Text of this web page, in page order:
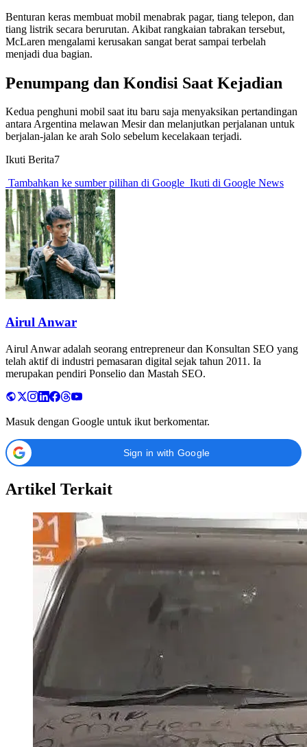
Benturan keras membuat mobil menabrak pagar, tiang telepon, dan
tiang listrik secara berurutan. Akibat rangkaian tabrakan tersebut,
McLaren mengalami kerusakan sangat berat sampai terbelah
menjadi dua bagian.
Penumpang dan Kondisi Saat Kejadian
Kedua penghuni mobil saat itu baru saja menyaksikan pertandingan
antara Argentina melawan Mesir dan melanjutkan perjalanan untuk
berjalan-jalan ke arah Solo sebelum kecelakaan terjadi.
Ikuti Berita7
Tambahkan ke sumber pilihan di Google Ikuti di Google News
Airul Anwar
Airul Anwar adalah seorang entrepreneur dan Konsultan SEO yang
telah aktif di industri pemasaran digital sejak tahun 2011. Ia
merupakan pendiri Ponselio dan Mastah SEO.
Masuk dengan Google untuk ikut berkomentar.
Sign in with Google
Artikel Terkait